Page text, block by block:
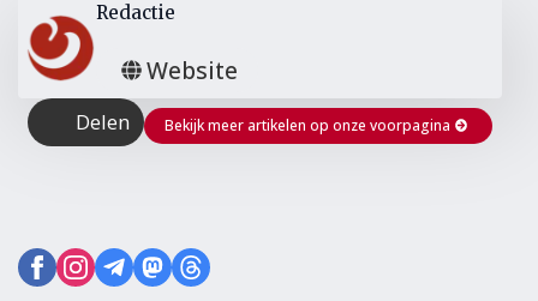
Redactie
Website
Delen Bekijk meer artikelen op onze voorpagina